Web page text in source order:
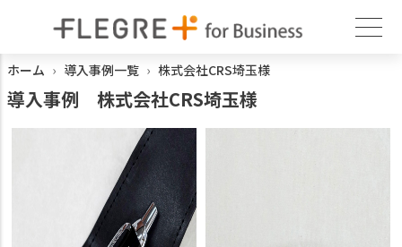
ホーム 導入事例一覧 株式会社CRS埼玉様
導入事例 株式会社CRS埼玉様